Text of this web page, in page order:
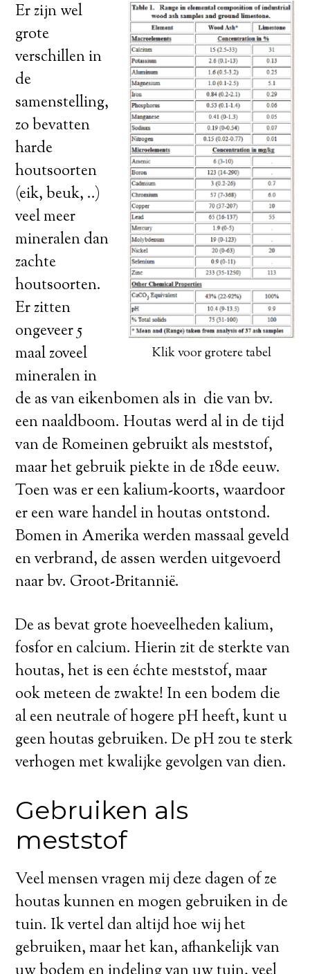
Klik voor grotere tabel
Er zijn wel
grote
verschillen in
de
samenstelling,
zo bevatten
harde
houtsoorten
(eik, beuk, ..)
veel meer
mineralen dan
zachte
houtsoorten.
Er zitten
ongeveer 5
maal zoveel
mineralen in
de as van eikenbomen als in die van bv.
een naaldboom. Houtas werd al in de tijd
van de Romeinen gebruikt als meststof,
maar het gebruik piekte in de 18de eeuw.
Toen was er een kalium-koorts, waardoor
er een ware handel in houtas ontstond.
Bomen in Amerika werden massaal geveld
en verbrand, de assen werden uitgevoerd
naar bv. Groot-Britannië.
De as bevat grote hoeveelheden kalium,
fosfor en calcium. Hierin zit de sterkte van
houtas, het is een échte meststof, maar
ook meteen de zwakte! In een bodem die
al een neutrale of hogere pH heeft, kunt u
geen houtas gebruiken. De pH zou te sterk
verhogen met kwalijke gevolgen van dien.
Gebruiken als
meststof
Veel mensen vragen mij deze dagen of ze
houtas kunnen en mogen gebruiken in de
tuin. Ik vertel dan altijd hoe wij het
gebruiken, maar het kan, afhankelijk van